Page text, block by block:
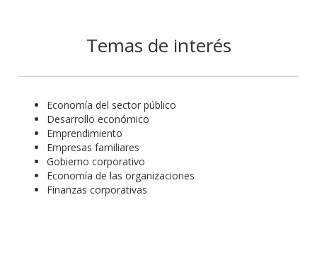
Temas de interés
Economía del sector público
Desarrollo económico
Emprendimiento
Empresas familiares
Gobierno corporativo
Economía de las organizaciones
Finanzas corporativas